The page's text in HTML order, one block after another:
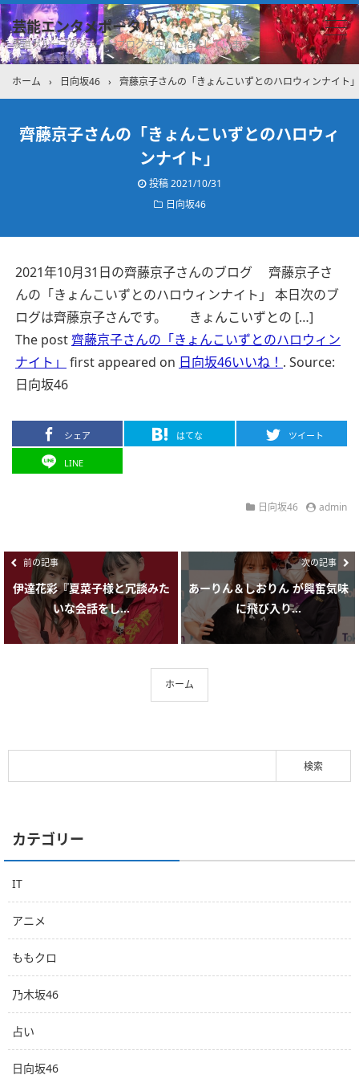
芸能エンタメポータル
坂道グループのメンバーブログを中心に紹介しています
ホーム › 日向坂46 › 齊藤京子さんの「きょんこいずとのハロウィンナイト」
齊藤京子さんの「きょんこいずとのハロウィ
ンナイト」
投稿2021/10/31
日向坂46
2021年10月31日の齊藤京子さんのブログ 齊藤京子さ
んの「きょんこいずとのハロウィンナイト」 本日次のブ
ログは齊藤京子さんです。 きょんこいずとの […]
The post齊藤京子さんの「きょんこいずとのハロウィン
ナイト」
first appeared on 日向坂46いいね！ . Source:
日向坂46
シェア はてな ツイート
LINE
日向坂46 admin
前の記事
伊達花彩『夏菜子様と冗談みた
いな会話をし...
次の記事
あーりん＆しおりん が興奮気味
に飛び入り...
ホーム
カテゴリー
IT
アニメ
ももクロ
乃木坂46
占い
日向坂46